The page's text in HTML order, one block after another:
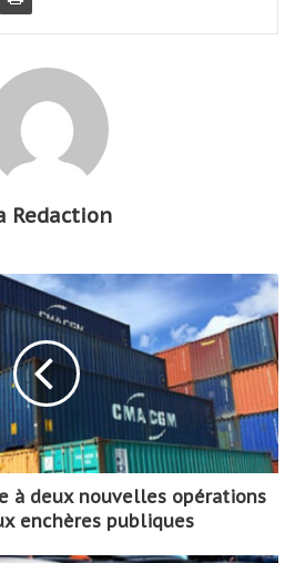
Redaction
à deux nouvelles opérations
enchères publiques